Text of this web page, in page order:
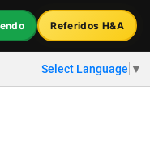
Referidos H&A
Select Language ▼